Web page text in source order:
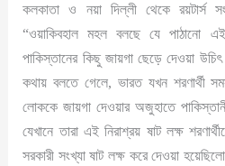
কলকাতা ও নয়া দিল্লী থেকে রয়টার্স
“ওয়াকিবহাল মহল বলছে যে পাঠানো
পাকিস্তানের কিছু জায়গা ছেড়ে দেওয়া
কথায় বলতে গেলে, ভারত যখন শরণার্থী
লোককে জায়গা দেওয়ার অজুহাতে
যেখানে তারা এই নিরাশ্রয় ষাট লক্ষ
সরকারী সংখ্যা ষাট লক্ষ করে দেওয়া